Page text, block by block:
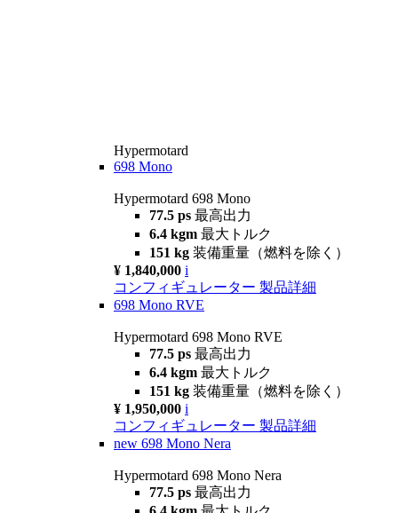
Hypermotard
698 Mono
Hypermotard 698 Mono
77.5 ps 最高出力
6.4 kgm 最大トルク
151 kg 装備重量（燃料を除く）
¥ 1,840,000 i
コンフィギュレーター 製品詳細
698 Mono RVE
Hypermotard 698 Mono RVE
77.5 ps 最高出力
6.4 kgm 最大トルク
151 kg 装備重量（燃料を除く）
¥ 1,950,000 i
コンフィギュレーター 製品詳細
new 698 Mono Nera
Hypermotard 698 Mono Nera
77.5 ps 最高出力